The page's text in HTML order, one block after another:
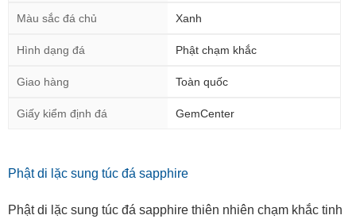
Màu sắc đá chủ Xanh
Hình dạng đá Phật chạm khắc
Giao hàng Toàn quốc
Giấy kiểm định đá GemCenter
Phật di lặc sung túc đá sapphire
Phật di lặc sung túc đá sapphire thiên nhiên chạm khắc tinh